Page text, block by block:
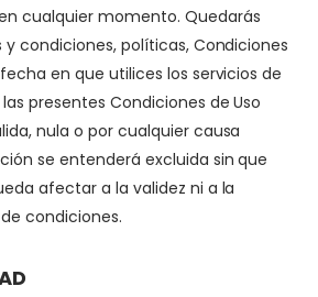
cualquier momento. Quedarás
condiciones, políticas, Condiciones
en que utilices los servicios de
las presentes Condiciones de Uso
nula o por cualquier causa
se entenderá excluida sin que
afectar a la validez ni a la
condiciones.